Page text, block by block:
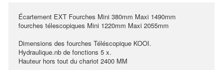
Écartement EXT Fourches Mini 380mm Maxi 1490mm
fourches télescopiques Mini 1220mm Maxi 2055mm
Dimensions des fourches Téléscopique KOOI.
Hydraulique.nb de fonctions 5 x.
Hauteur hors tout du chariot 2400 MM